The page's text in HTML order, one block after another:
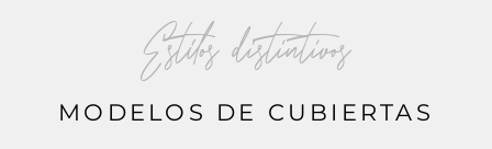
Estilos distintivos
MODELOS DE CUBIERTAS